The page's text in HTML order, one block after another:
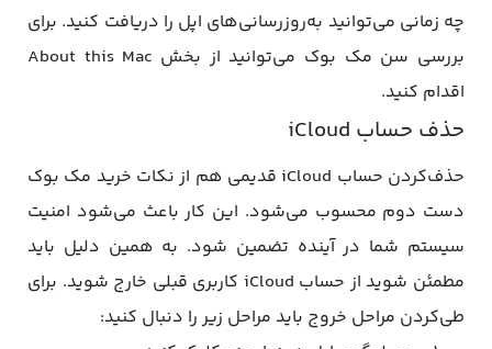
چه زمانی می‌توانید به‌روزرسانی‌های اپل را دریافت کنید. برای
بررسی سن مک‌ بوک می‌توانید از بخش About this Mac
اقدام کنید.
حذف حساب iCloud
حذف‌کردن حساب iCloud قدیمی هم از نکات خرید مک بوک
دست دوم محسوب می‌شود. این کار باعث می‌شود امنیت
سیستم شما در آینده تضمین شود. به همین دلیل باید
مطمئن شوید از حساب iCloud کاربری قبلی خارج شوید. برای
طی‌کردن مراحل خروج باید مراحل زیر را دنبال کنید: